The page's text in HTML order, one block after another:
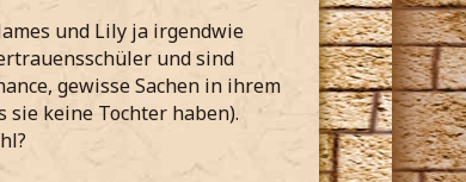
und Lily ja irgendwie
und sind
gewisse Sachen in ihrem
keine Tochter haben).